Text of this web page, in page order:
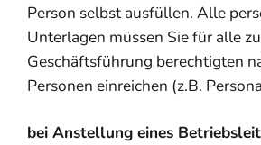
Person selbst ausfüllen. Alle
Unterlagen müssen Sie für alle
Geschäftsführung berechtigten
Personen einreichen (z.B.
bei Anstellung eines